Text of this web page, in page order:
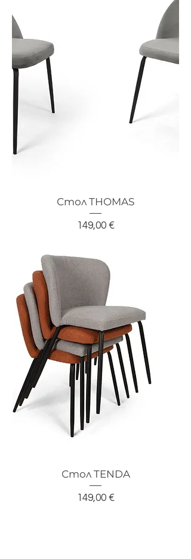
Стол THOMAS
Цена
149,00 €
Стол TENDA
Цена
149,00 €